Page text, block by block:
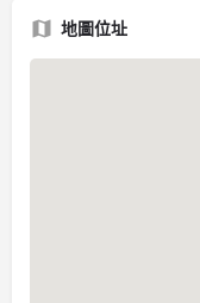
地圖位址